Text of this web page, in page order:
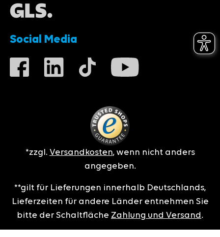
Social Media
*zzgl. Versandkosten, wenn nicht anders
angegeben.
**gilt für Lieferungen innerhalb Deutschlands,
Lieferzeiten für andere Länder entnehmen Sie
bitte der Schaltfläche Zahlung und Versand .